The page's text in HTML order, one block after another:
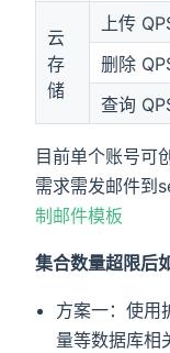
云
存
储
上传
删除
查询
目前单个账号可
需求需发邮件到
制邮件模板
集合数量超限后
方案一：使用
量等数据库相